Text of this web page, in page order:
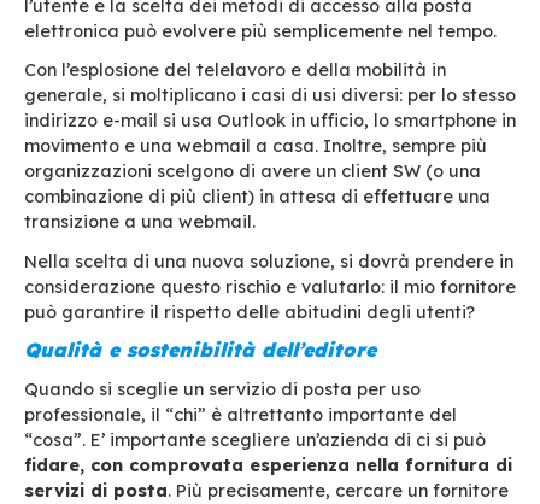
Le strategie dilock-in di alcuni (i maggiori)
sono di ben note: la soluzione software di un
compatibile solo con altri software dello stesso
fornitore,richiedendo così di appoggiarsi
completamente alla stessa azienda.Una
deciso, si dipenderà così tanto da una singola
per i suoi prodotti e servizi che non sarà
cambiarli senza affrontare una piccola
senza che ciò non comporti costi significativi
percepiti).
Queste strategieminacciano la sovranità
Questo concetto copre diversi aspetti, tra cui
controllo totale dei dati (discusso nel punto di
sicurezza) ma anche il controllo tecnologico e
finanziario. Una volta “bloccati” su una